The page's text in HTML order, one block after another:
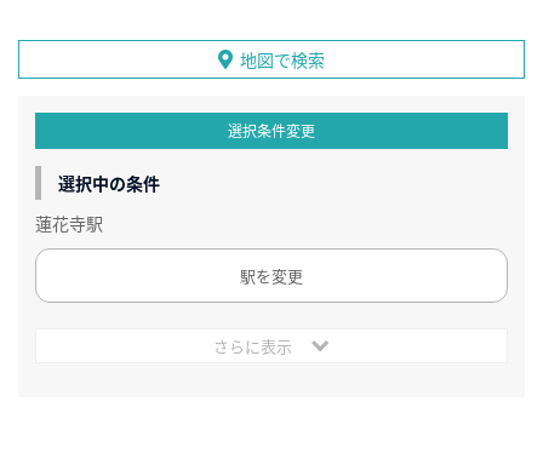
地図で検索
選択条件変更
選択中の条件
蓮花寺駅
駅を変更
さらに表示